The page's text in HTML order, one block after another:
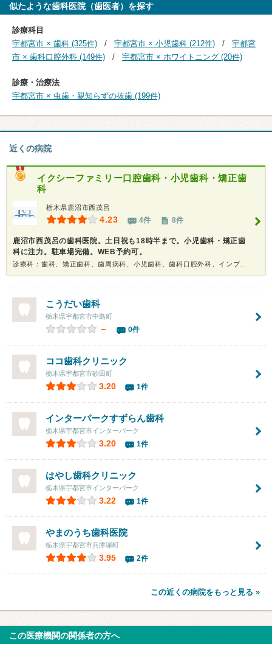
似たような歯科医院（歯医者）を探す
診療科目
宇都宮市 × 歯科 (325件)
宇都宮市 × 小児歯科 (212件)
宇都宮
市 × 歯科口腔外科 (149件)
宇都宮市 × ホワイトニング (20件)
診療・治療法
宇都宮市 × 虫歯・親知らずの抜歯 (199件)
近くの病院
イクシーファミリー口腔歯科・小児歯科・矯正歯
科
栃木県鹿沼市西茂呂
4.23 4件 8件
鹿沼市西茂呂の歯科医院。土日祝も18時半まで。小児歯科・矯正歯
科に注力。駐車場完備。WEB予約可。
診療科：歯科、矯正歯科、歯周病科、小児歯科、歯科口腔外科、インプラント、ホワイトニング
こうだい歯科
栃木県宇都宮市中島町
－ 0件
ココ歯科クリニック
栃木県宇都宮市砂田町
3.20 1件
インターパークすずらん歯科
栃木県宇都宮市インターパーク
3.20 1件
はやし歯科クリニック
栃木県宇都宮市インターパーク
3.22 1件
やまのうち歯科医院
栃木県宇都宮市兵庫塚町
3.95 2件
この近くの病院をもっと見る »
この医療機関の関係者の方へ